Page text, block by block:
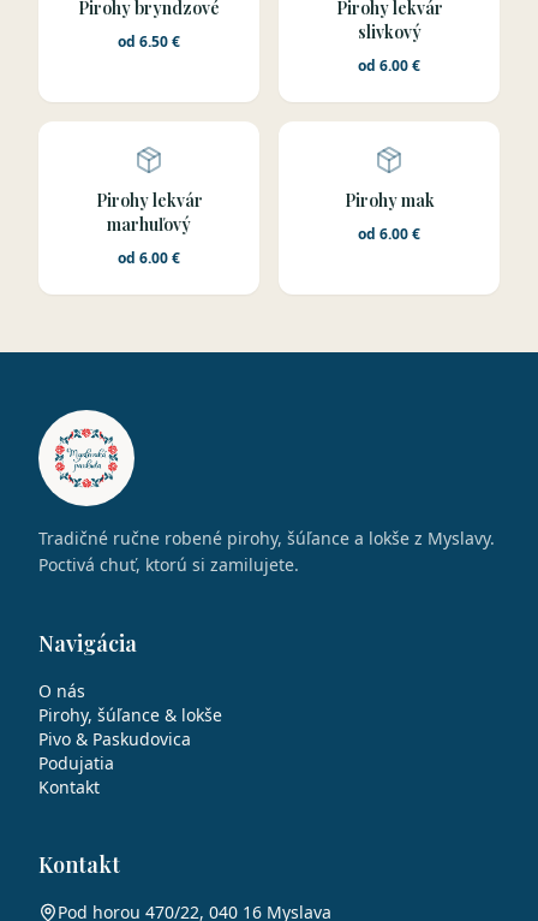
Pirohy bryndzové
od 6.50€
Pirohy lekvár
slivkový
od 6.00€
Pirohy lekvár
marhuľový
od 6.00€
Pirohy mak
od 6.00€
Tradičné ručne robené pirohy, šúľance a lokše z Myslavy.
Poctivá chuť, ktorú si zamilujete.
Navigácia
O nás
Pirohy, šúľance & lokše
Pivo & Paskudovica
Podujatia
Kontakt
Kontakt
Pod horou 470/22, 040 16 Myslava